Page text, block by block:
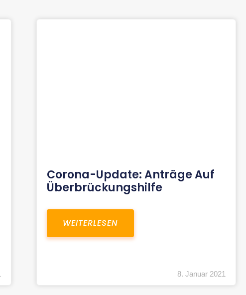
Corona-Update: Anträge Auf
Überbrückungshilfe
WEITERLESEN
8. Januar 2021